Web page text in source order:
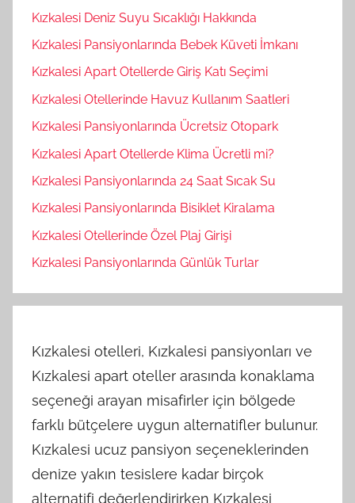
Kızkalesi Deniz Suyu Sıcaklığı Hakkında
Kızkalesi Pansiyonlarında Bebek Küveti İmkanı
Kızkalesi Apart Otellerde Giriş Katı Seçimi
Kızkalesi Otellerinde Havuz Kullanım Saatleri
Kızkalesi Pansiyonlarında Ücretsiz Otopark
Kızkalesi Apart Otellerde Klima Ücretli mi?
Kızkalesi Pansiyonlarında 24 Saat Sıcak Su
Kızkalesi Pansiyonlarında Bisiklet Kiralama
Kızkalesi Otellerinde Özel Plaj Girişi
Kızkalesi Pansiyonlarında Günlük Turlar
Kızkalesi otelleri, Kızkalesi pansiyonları ve
Kızkalesi apart oteller arasında konaklama
seçeneği arayan misafirler için bölgede
farklı bütçelere uygun alternatifler bulunur.
Kızkalesi ucuz pansiyon seçeneklerinden
denize yakın tesislere kadar birçok
alternatifi değerlendirirken Kızkalesi